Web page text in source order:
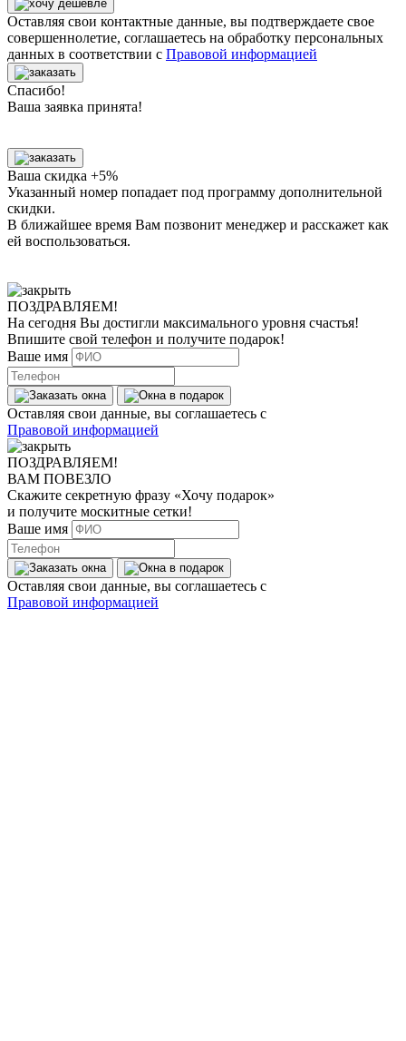
Оставляя свои контактные данные, вы подтверждаете свое
совершеннолетие, соглашаетесь на обработку персональных
данных в соответствии с Правовой информацией
Спасибо!
Ваша заявка принята!
Ваша скидка +5%
Указанный номер попадает под программу дополнительной
скидки.
В ближайшее время Вам позвонит менеджер и расскажет как
ей воспользоваться.
ПОЗДРАВЛЯЕМ!
На сегодня Вы достигли максимального уровня счастья!
Впишите свой телефон и получите подарок!
Ваше имя
Оставляя свои данные, вы соглашаетесь с
Правовой информацией
ПОЗДРАВЛЯЕМ!
ВАМ ПОВЕЗЛО
Скажите секретную фразу «Хочу подарок»
и получите москитные сетки!
Ваше имя
Оставляя свои данные, вы соглашаетесь с
Правовой информацией